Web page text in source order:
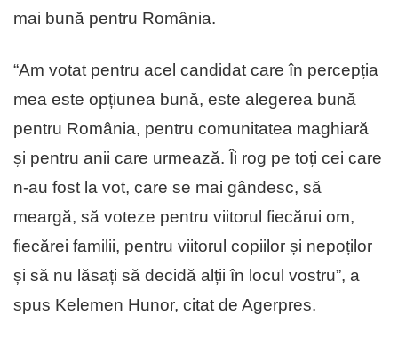
mai bună pentru România.
“Am votat pentru acel candidat care în percepția
mea este opțiunea bună, este alegerea bună
pentru România, pentru comunitatea maghiară
și pentru anii care urmează. Îi rog pe toți cei care
n-au fost la vot, care se mai gândesc, să
meargă, să voteze pentru viitorul fiecărui om,
fiecărei familii, pentru viitorul copiilor și nepoților
și să nu lăsați să decidă alții în locul vostru”, a
spus Kelemen Hunor, citat de Agerpres.